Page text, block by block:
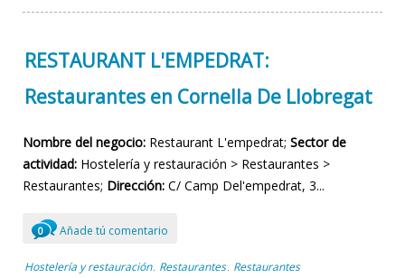
RESTAURANT L'EMPEDRAT:
Restaurantes en Cornella De Llobregat
Nombre del negocio: Restaurant L'empedrat; Sector de
actividad: Hostelería y restauración > Restaurantes >
Restaurantes; Dirección: C/ Camp Del'empedrat, 3...
0 Añade tú comentario
Hostelería y restauración , Restaurantes , Restaurantes